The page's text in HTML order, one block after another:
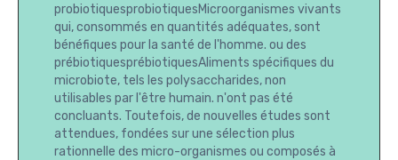
probiotiquesprobiotiquesMicroorganismes vivants
qui, consommés en quantités adéquates, sont
bénéfiques pour la santé de l'homme. ou des
prébiotiquesprébiotiquesAliments spécifiques du
microbiote, tels les polysaccharides, non
utilisables par l'être humain. n'ont pas été
concluants. Toutefois, de nouvelles études sont
attendues, fondées sur une sélection plus
rationnelle des micro-organismes ou composés à